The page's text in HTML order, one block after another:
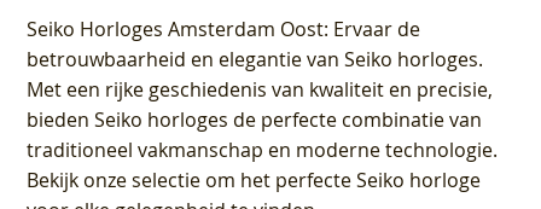
Seiko Horloges Amsterdam Oost: Ervaar de
betrouwbaarheid en elegantie van Seiko horloges.
Met een rijke geschiedenis van kwaliteit en precisie,
bieden Seiko horloges de perfecte combinatie van
traditioneel vakmanschap en moderne technologie.
Bekijk onze selectie om het perfecte Seiko horloge